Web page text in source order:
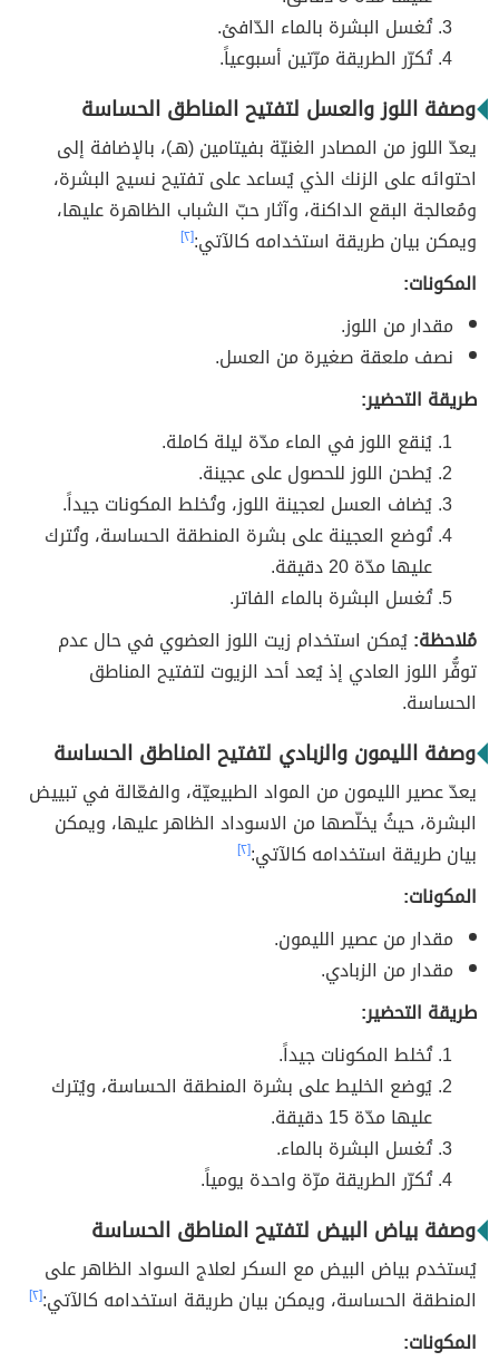
تُغسل البشرة بالماء الدّافئ.
تُكرّر الطريقة مرّتين أسبوعياً.
وصفة اللوز والعسل لتفتيح المناطق الحساسة
يعدّ اللوز من المصادر الغنيّة بفيتامين (هـ)، بالإضافة إلى
احتوائه على الزنك الذي يُساعد على تفتيح نسيج البشرة،
ومُعالجة البقع الداكنة، وآثار حبّ الشباب الظاهرة عليها،
ويمكن بيان طريقة استخدامه كالآتي:[٢]
المكونات:
مقدار من اللوز.
نصف ملعقة صغيرة من العسل.
طريقة التحضير:
يُنقع اللوز في الماء مدّة ليلة كاملة.
يُطحن اللوز للحصول على عجينة.
يُضاف العسل لعجينة اللوز، وتُخلط المكونات جيداً.
تُوضع العجينة على بشرة المنطقة الحساسة، وتُترك
عليها مدّة 20 دقيقة.
تُغسل البشرة بالماء الفاتر.
مُلاحظة:يُمكن استخدام زيت اللوز العضوي في حال عدم
توفُّر اللوز العادي إذ يُعد أحد الزيوت لتفتيح المناطق
الحساسة.
وصفة الليمون والزبادي لتفتيح المناطق الحساسة
يعدّ عصير الليمون من المواد الطبيعيّة، والفعّالة في تبييض
البشرة، حيثُ يخلّصها من الاسوداد الظاهر عليها، ويمكن
بيان طريقة استخدامه كالآتي:[٢]
المكونات:
مقدار من عصير الليمون.
مقدار من الزبادي.
طريقة التحضير:
تُخلط المكونات جيداً.
يُوضع الخليط على بشرة المنطقة الحساسة، ويُترك
عليها مدّة 15 دقيقة.
تُغسل البشرة بالماء.
تُكرّر الطريقة مرّة واحدة يومياً.
وصفة بياض البيض لتفتيح المناطق الحساسة
يُستخدم بياض البيض مع السكر لعلاج السواد الظاهر على
المنطقة الحساسة، ويمكن بيان طريقة استخدامه كالآتي:[٢]
المكونات: